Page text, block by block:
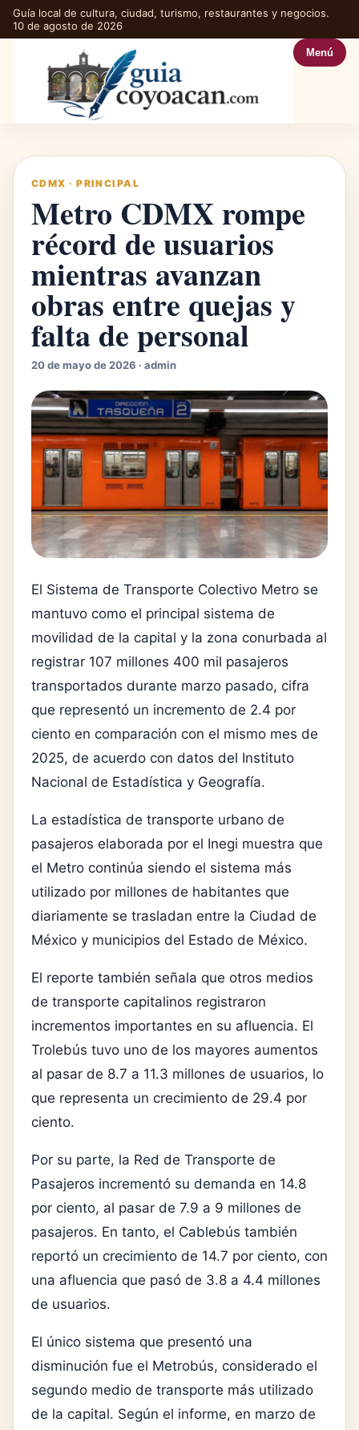
Guía local de cultura, ciudad, turismo, restaurantes y negocios.
10 de agosto de 2026
Menú
CDMX ·PRINCIPAL
Metro CDMX rompe
récord de usuarios
mientras avanzan
obras entre quejas y
falta de personal
20 de mayo de 2026 · admin
El Sistema de Transporte Colectivo Metro se
mantuvo como el principal sistema de
movilidad de la capital y la zona conurbada al
registrar 107 millones 400 mil pasajeros
transportados durante marzo pasado, cifra
que representó un incremento de 2.4 por
ciento en comparación con el mismo mes de
2025, de acuerdo con datos del Instituto
Nacional de Estadística y Geografía.
La estadística de transporte urbano de
pasajeros elaborada por el Inegi muestra que
el Metro continúa siendo el sistema más
utilizado por millones de habitantes que
diariamente se trasladan entre la Ciudad de
México y municipios del Estado de México.
El reporte también señala que otros medios
de transporte capitalinos registraron
incrementos importantes en su afluencia. El
Trolebús tuvo uno de los mayores aumentos
al pasar de 8.7 a 11.3 millones de usuarios, lo
que representa un crecimiento de 29.4 por
ciento.
Por su parte, la Red de Transporte de
Pasajeros incrementó su demanda en 14.8
por ciento, al pasar de 7.9 a 9 millones de
pasajeros. En tanto, el Cablebús también
reportó un crecimiento de 14.7 por ciento, con
una afluencia que pasó de 3.8 a 4.4 millones
de usuarios.
El único sistema que presentó una
disminución fue el Metrobús, considerado el
segundo medio de transporte más utilizado
de la capital. Según el informe, en marzo de